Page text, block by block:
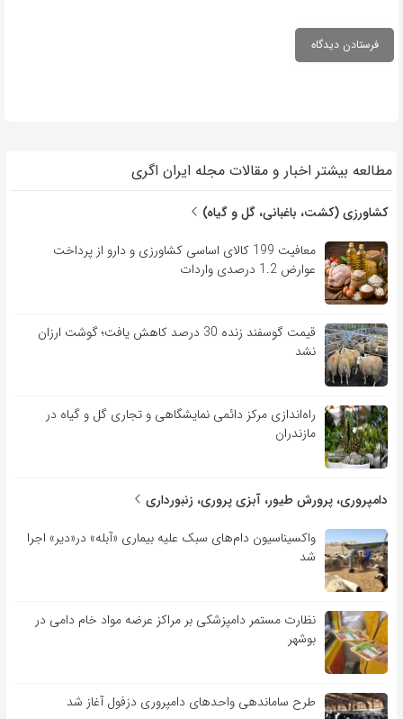
مطالعه بیشتر اخبار و مقالات مجله ایران اگری
کشاورزی (کشت، باغبانی، گل و گیاه)
معافیت 199 کالای اساسی کشاورزی و دارو از پرداخت
عوارض 1.2 درصدی واردات
قیمت گوسفند زنده 30 درصد کاهش یافت؛ گوشت ارزان
نشد
راه‌اندازی مرکز دائمی نمایشگاهی و تجاری گل و گیاه در
مازندران
دامپروری، پرورش طیور، آبزی پروری، زنبورداری
واکسیناسیون دام‌های سبک علیه بیماری «آبله» در«دیر» اجرا
شد
نظارت مستمر دامپزشکی بر مراکز عرضه مواد خام دامی در
بوشهر
طرح ساماندهی واحدهای دامپروری دزفول آغاز شد